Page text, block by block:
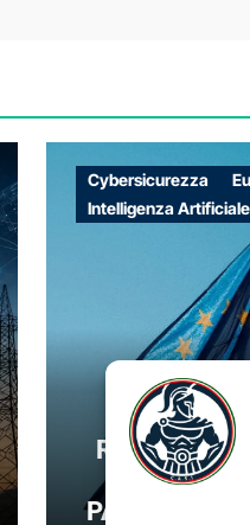
Cybersicurezza
Intelligenza Artificiale
REGOLARE
PARADOSSO